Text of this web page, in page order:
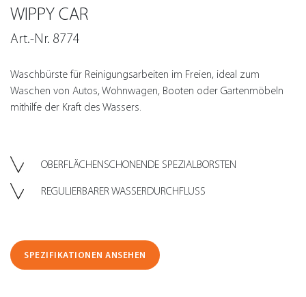
WIPPY CAR
Art.-Nr. 8774
Waschbürste für Reinigungsarbeiten im Freien, ideal zum
Waschen von Autos, Wohnwagen, Booten oder Gartenmöbeln
mithilfe der Kraft des Wassers.
OBERFLÄCHENSCHONENDE SPEZIALBORSTEN
REGULIERBARER WASSERDURCHFLUSS
SPEZIFIKATIONEN ANSEHEN